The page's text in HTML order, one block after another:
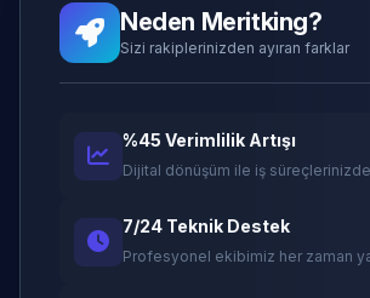
Neden Meritking?
Sizi rakiplerinizden ayıran farklar
%45 Verimlilik Artışı
Dijital dönüşüm ile iş süreçlerinizde
7/24 Teknik Destek
Profesyonel ekibimiz her zaman